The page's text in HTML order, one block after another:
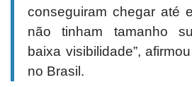
conseguiram chegar até
não tinham tamanho
baixa visibilidade”,
no Brasil.